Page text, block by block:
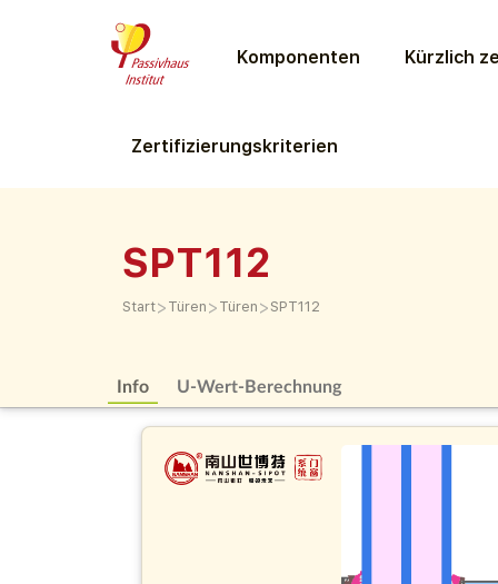
Komponenten Kürzlich
Zertifizierungs­kriterien
SPT112
Start> Türen > Türen > SPT112
Info U-Wert-Berechnung